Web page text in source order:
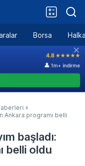
Borsa
»
Ankara programı belli
başladı:
belli oldu